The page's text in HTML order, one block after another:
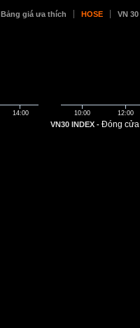
Bảng giá ưa thích HOSE VN 30
14:00 10:00 12:00
VN30 INDEX -Đóng cửa